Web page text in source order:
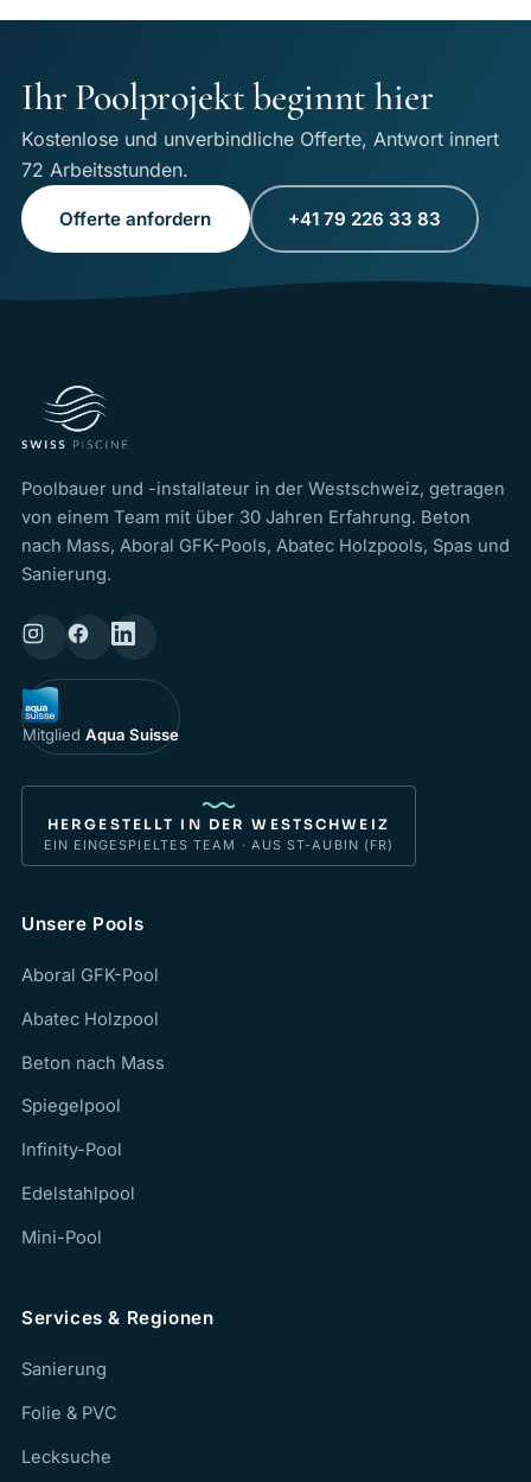
Ihr Poolprojekt beginnt hier
Kostenlose und unverbindliche Offerte, Antwort innert
72 Arbeitsstunden.
Offerte anfordern +41 79 226 33 83
Poolbauer und -installateur in der Westschweiz, getragen
von einem Team mit über 30 Jahren Erfahrung. Beton
nach Mass, Aboral GFK-Pools, Abatec Holzpools, Spas und
Sanierung.
Mitglied Aqua Suisse
HERGESTELLT IN DER WESTSCHWEIZ
EIN EINGESPIELTES TEAM · AUS ST-AUBIN (FR)
Unsere Pools
Aboral GFK-Pool
Abatec Holzpool
Beton nach Mass
Spiegelpool
Infinity-Pool
Edelstahlpool
Mini-Pool
Services & Regionen
Sanierung
Folie & PVC
Lecksuche